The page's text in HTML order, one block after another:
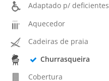
Adaptado p/ deficientes
Aquecedor
Cadeiras de praia
Churrasqueira
Cobertura